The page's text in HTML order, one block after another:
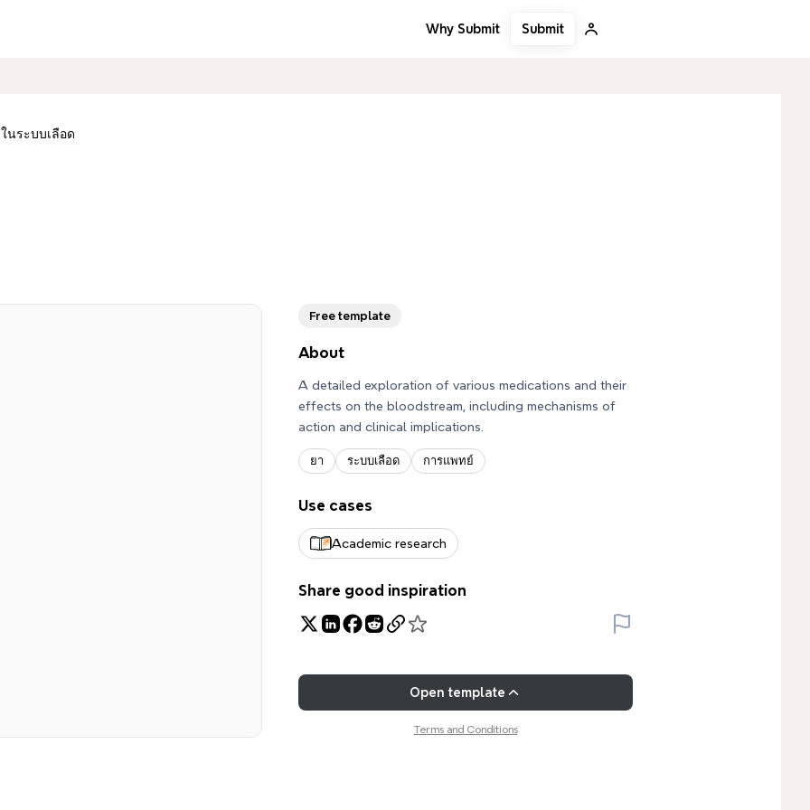
Why Submit Submit
นระบบเลือด
Free template
Open template
Terms and Conditions
About
A detailed exploration of various medications and their
effects on the bloodstream, including mechanisms of
action and clinical implications.
ยา ระบบเลือด การแพทย์
Use cases
Academic research
Share good inspiration